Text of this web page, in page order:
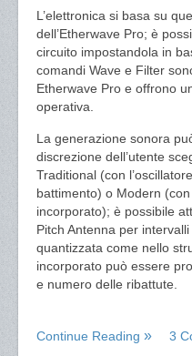
L’elettronica si basa su
dell’Etherwave Pro; è
circuito impostandola in
comandi Wave e Filter
Etherwave Pro e offrono
operativa.
La generazione sonora
discrezione dell’utente
Traditional (con
battimento) o Modern
incorporato); è possibile
Pitch Antenna per
quantizzata come nello
incorporato può essere
e numero delle ribattute.
Continue Reading 3